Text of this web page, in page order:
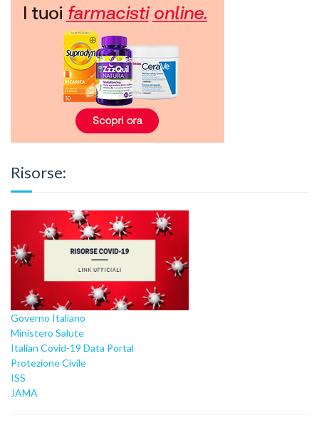
Risorse:
Governo Italiano
Ministero Salute
Italian Covid-19 Data Portal
Protezione Civile
ISS
JAMA